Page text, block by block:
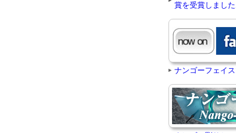
賞を受賞しました
ナンゴーフェイ